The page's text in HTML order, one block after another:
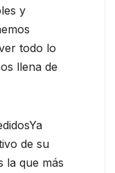
y
todo lo
llena de
de su
la que más